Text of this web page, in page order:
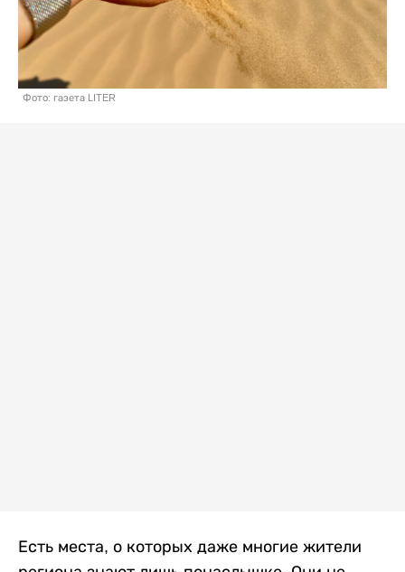
Фото: газета LITER
Есть места, о которых даже многие жители